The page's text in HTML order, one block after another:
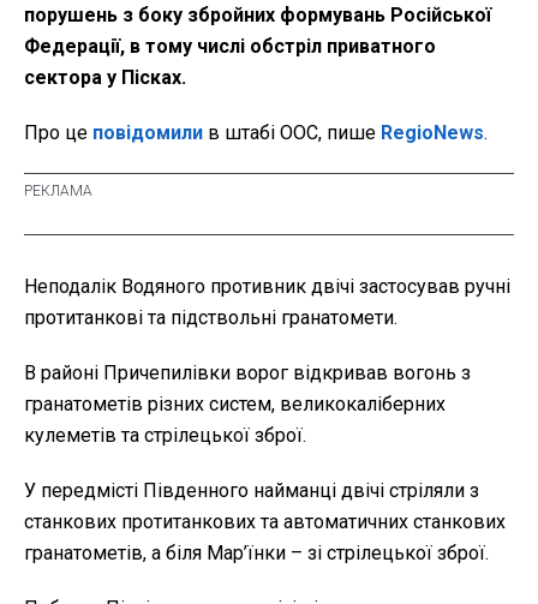
порушень з боку збройних формувань Російської
Федерації, в тому числі обстріл приватного
сектора у Пісках.
Про це повідомили в штабі ООС, пише RegioNews.
Неподалік Водяного противник двічі застосував ручні
протитанкові та підствольні гранатомети.
В районі Причепилівки ворог відкривав вогонь з
гранатометів різних систем, великокаліберних
кулеметів та стрілецької зброї.
У передмісті Південного найманці двічі стріляли з
станкових протитанкових та автоматичних станкових
гранатометів, а біля Мар’їнки – зі стрілецької зброї.